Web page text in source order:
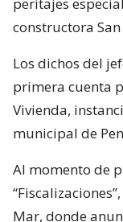
megaincendio
calificó como
por la
peritajes
constructora San
Los dichos del
primera cuenta